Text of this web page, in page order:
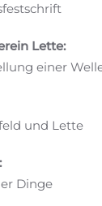
Lette:
einer
und Lette
Dinge